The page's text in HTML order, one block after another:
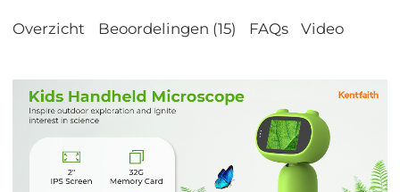
Overzicht Beoordelingen (15) FAQs Video